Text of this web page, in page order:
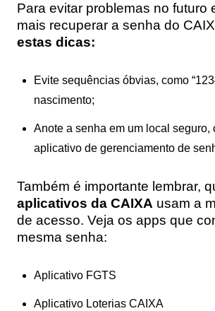
Para evitar problemas no futuro
mais recuperar a senha do
estas dicas:
Evite sequências óbvias, como
nascimento;
Anote a senha em um local seguro,
aplicativo de gerenciamento de
Também é importante lembrar,
aplicativos da CAIXA usam a
de acesso. Veja os apps que
mesma senha:
Aplicativo FGTS
Aplicativo Loterias CAIXA